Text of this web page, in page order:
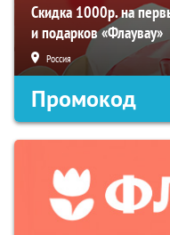
Скидка 1000р. на
и подарков «Флаувау»
Россия
Промокод